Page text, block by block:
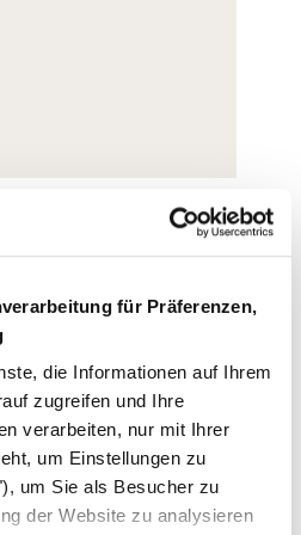
für Präferenzen,
die Informationen auf Ihrem
zugreifen und Ihre
verarbeiten, nur mit Ihrer
um Einstellungen zu
um Sie als Besucher zu
der Website zu analysieren